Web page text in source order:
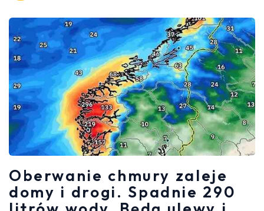
Oberwanie chmury zaleje
domy i drogi. Spadnie 290